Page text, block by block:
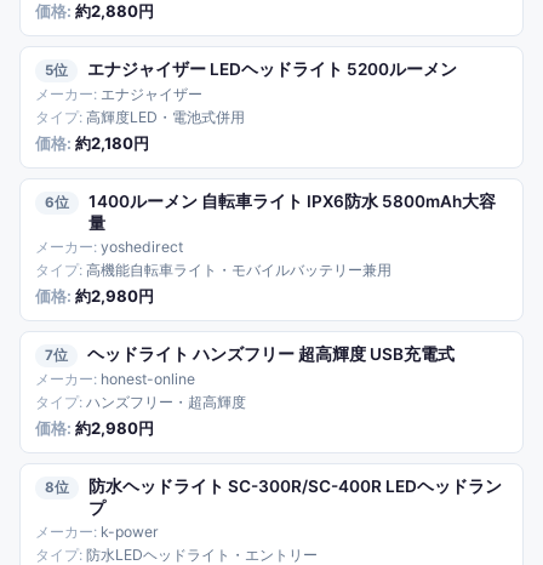
約2,880円
5 エナジャイザー LEDヘッドライト 5200ルーメン
エナジャイザー
高輝度LED・電池式併用
約2,180円
6
1400ルーメン 自転車ライト IPX6防水 5800mAh大容
量
yoshedirect
高機能自転車ライト・モバイルバッテリー兼用
約2,980円
7 ヘッドライト ハンズフリー 超高輝度 USB充電式
honest-online
ハンズフリー・超高輝度
約2,980円
8
防水ヘッドライト SC-300R/SC-400R LEDヘッドラン
プ
k-power
防水LEDヘッドライト・エントリー